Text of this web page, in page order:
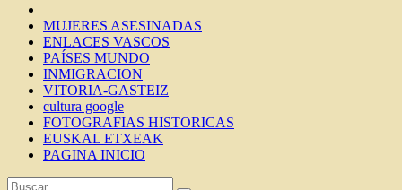
MUJERES ASESINADAS
ENLACES VASCOS
PAÍSES MUNDO
INMIGRACION
VITORIA-GASTEIZ
cultura google
FOTOGRAFIAS HISTORICAS
EUSKAL ETXEAK
PAGINA INICIO